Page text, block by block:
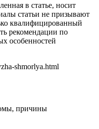
в статье, носит
статьи не призывают
квалифицированный
рекомендации по
особенностей
shmorlya.html